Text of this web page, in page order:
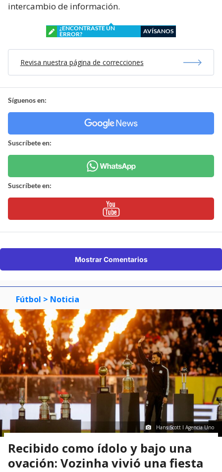
intercambio de información.
¿ENCONTRASTE UN
ERROR?
AVÍSANOS
Revisa nuestra página de correcciones
Síguenos en:
Suscríbete en:
Suscríbete en:
Mostrar Comentarios
Fútbol > Noticia
Hans Scott I Agencia Uno
Recibido como ídolo y bajo una
ovación: Vozinha vivió una fiesta